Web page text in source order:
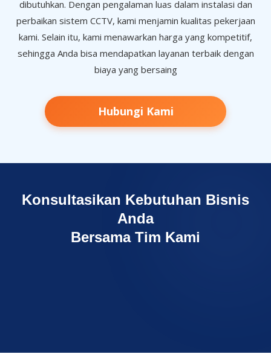
dibutuhkan. Dengan pengalaman luas dalam instalasi dan
perbaikan sistem CCTV, kami menjamin kualitas pekerjaan
kami. Selain itu, kami menawarkan harga yang kompetitif,
sehingga Anda bisa mendapatkan layanan terbaik dengan
biaya yang bersaing
Hubungi Kami
Konsultasikan Kebutuhan Bisnis
Anda
Bersama Tim Kami